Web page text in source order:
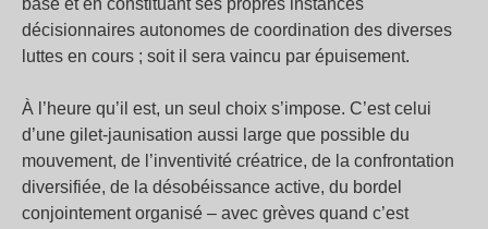
base et en constituant ses propres instances
décisionnaires autonomes de coordination des diverses
luttes en cours ; soit il sera vaincu par épuisement.
À l’heure qu’il est, un seul choix s’impose. C’est celui
d’une gilet-jaunisation aussi large que possible du
mouvement, de l’inventivité créatrice, de la confrontation
diversifiée, de la désobéissance active, du bordel
conjointement organisé – avec grèves quand c’est